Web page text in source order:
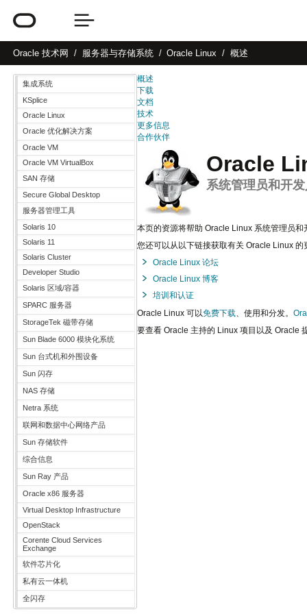
Oracle 技术网 服务器与存储系统 Oracle Linux 概述
集成系统
KSplice
Oracle Linux
Oracle 优化解决方案
Oracle VM
Oracle VM VirtualBox
SAN 存储
Secure Global Desktop
服务器管理工具
Solaris 10
Solaris 11
Solaris Cluster
Developer Studio
Solaris 区域/容器
SPARC 服务器
StorageTek 磁带存储
Sun Blade 6000 模块化系统
Sun 台式机和外围设备
Sun 闪存
NAS 存储
Netra 系统
联网和数据中心网络产品
Sun 存储软件
综合信息
Sun Ray 产品
Oracle x86 服务器
Virtual Desktop Infrastructure
OpenStack
Corente Cloud Services
Exchange
软件芯片化
私有云一体机
全闪存
概述
下载
文档
技术
更多信息
合作伙伴
Oracle
系统管理员和开
本页的资源将帮助 Oracle Linux 系统管理员
您还可以从以下链接获取有关 Oracle Linux 的
Oracle Linux 论坛
Oracle Linux 博客
培训和认证
Oracle Linux 可以免费下载、使用和分发。
要查看 Oracle 主持的 Linux 项目以及 Oracle